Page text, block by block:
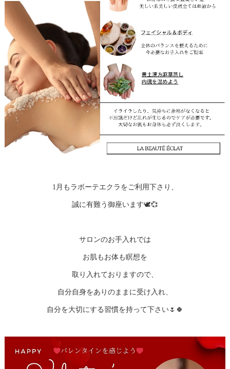
1月もラボーテエクラをご利用下さり、
誠に有難う御座います🕊️💞
サロンのお手入れでは
お肌もお体も瞑想を
取り入れておりますので、
自分自身をありのままに受け入れ、
自分を大切にする習慣を持って下さい🌷🍀